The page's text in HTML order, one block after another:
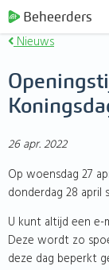
Beheerders
Nieuws
26 apr. 2022
Op woensdag 27
donderdag 28
U kunt altijd een e-
Deze wordt zo
deze dag beperkt